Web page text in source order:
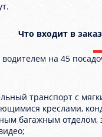
Что входит в заказ
водителем на 45
транспорт с
креслами,
багажным отделом,